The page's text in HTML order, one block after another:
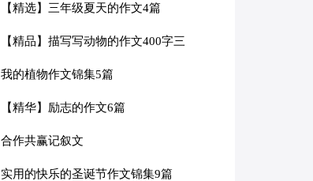
【精选】三年级夏天的作文4篇
【精品】描写写动物的作文400字三
篇
我的植物作文锦集5篇
【精华】励志的作文6篇
合作共赢记叙文
实用的快乐的圣诞节作文锦集9篇